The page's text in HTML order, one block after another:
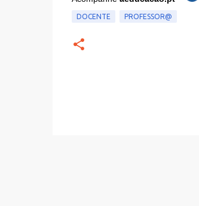
DOCENTE PROFESSOR@